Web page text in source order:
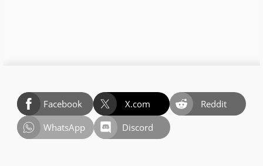
Facebook X.com
Reddit
WhatsApp
Discord